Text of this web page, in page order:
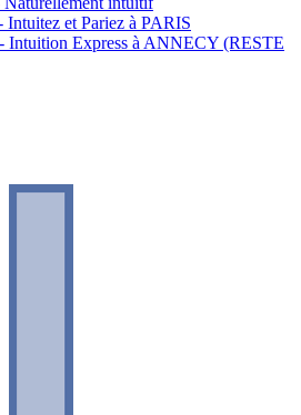
Intuitez et Pariez à PARIS
Intuition Express à ANNECY (RESTE